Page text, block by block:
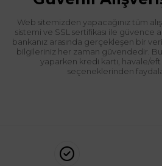
Web sitemizden yapacağınız tüm
sistemi ve SSL sertifikası ile güvence
bankanız arasında gerçekleşen bir
bilgileriniz her zaman güvendedir.
yaparken kredi kartı, havale/
seçeneklerinden